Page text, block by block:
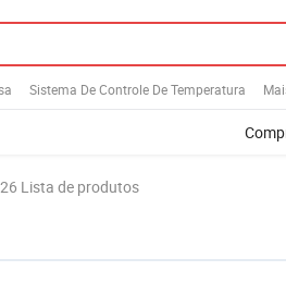
Sistema De Controle De Temperatura
Lista de produtos